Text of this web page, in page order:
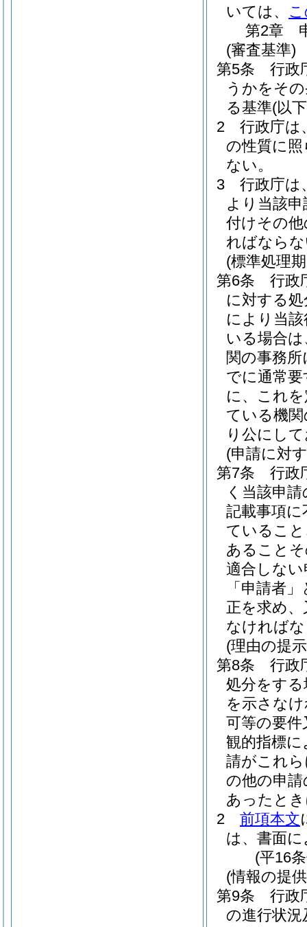
いては、
第2章
(審査基準)
第5条
行政
うかをそ
る基準(以
2
行政庁は
の性質に
ない。
3
行政庁は
より当該
付けその
ればなら
(標準処理
第6条
行政
に対する
により当
いる場合
関の事務
でに通常
に、これ
ている機
り公にし
(申請に対
第7条
行政
く当該申
記載事項
ているこ
あること
適合しな
「申請者
正を求め
なければ
(理由の提
第8条
行政
処分をす
を示さな
可等の要
観的指標
請がこれ
の他の申
あったと
2
前項本文
は、書面
(平16
(情報の提
第9条
行政
の進行状